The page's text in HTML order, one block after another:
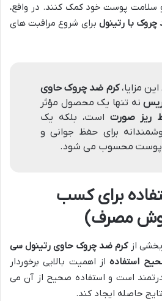
سلامت پوست خود کمک کنند. در واقع،
با رتینول برای شروع مراقبت های
مزایا،کرم ضد چروک حاوی
نه تنها یک محصول مؤثر
ریز صورت است، بلکه یک
برای حفظ جوانی و
پوست محسوب می شود.
برای کسب
مصرف)
ازکرم ضد چروک حاوی رتینول سی
استفادهاز اهمیت بالایی برخوردار
است و استفاده صحیح از آن می
حاصله ایجاد کند.